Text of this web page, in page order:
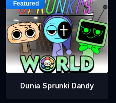
Dunia Sprunki Dandy